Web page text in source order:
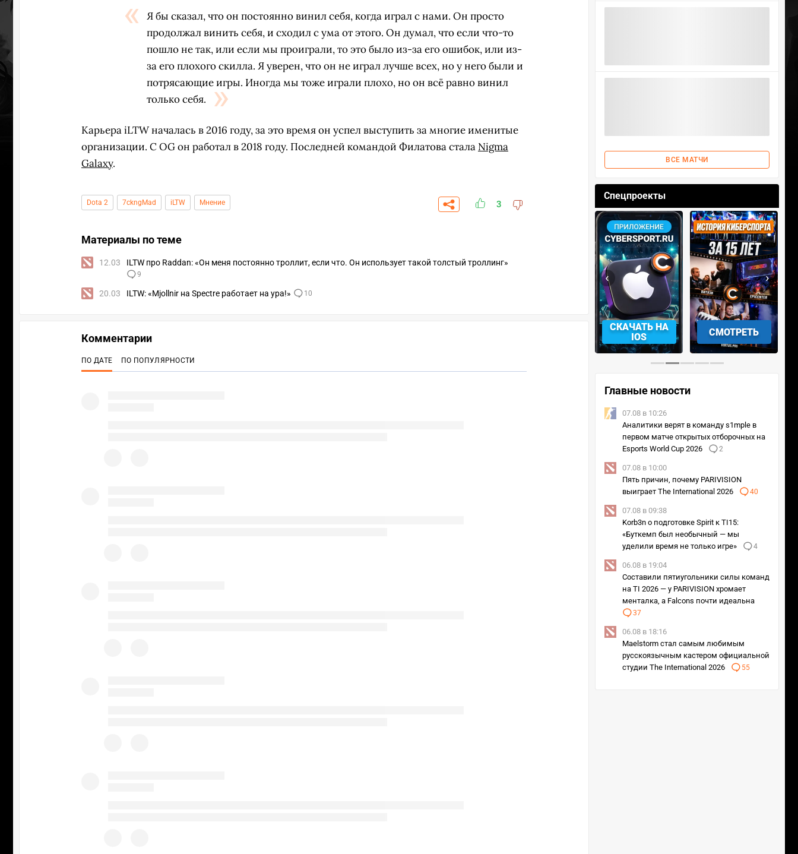
Я бы сказал, что он постоянно винил себя, когда играл с нами. Он просто
продолжал винить себя, и сходил с ума от этого. Он думал, что если что-то
пошло не так, или если мы проиграли, то это было из-за его ошибок, или из-
за его плохого скилла. Я уверен, что он не играл лучше всех, но у него были и
потрясающие игры. Иногда мы тоже играли плохо, но он всё равно винил
только себя.
Карьера iLTW началась в 2016 году, за это время он успел выступить за многие именитые
организации. С OG он работал в 2018 году. Последней командой Филатова стала Nigma
Galaxy.
Dota 2 7ckngMad iLTW Мнение 3
Материалы по теме
12.03 ILTW про Raddan: «Он меня постоянно троллит, если что. Он использует такой толстый троллинг»
9
20.03 ILTW: «Mjollnir на Spectre работает на ура!» 10
ВСЕ МАТЧИ
Спецпроекты
СКАЧАТЬ НА
IOS
СМОТРЕТЬ
‹ ›
Главные новости
07.08 в 10:26
Аналитики верят в команду s1mple в
первом матче открытых отборочных на
Esports World Cup 2026
2
07.08 в 10:00
Пять причин, почему PARIVISION
выиграет The International 2026
40
07.08 в 09:38
Korb3n о подготовке Spirit к TI15:
«Буткемп был необычный — мы
уделили время не только игре»
4
06.08 в 19:04
Составили пятиугольники силы команд
на TI 2026 — у PARIVISION хромает
менталка, а Falcons почти идеальна
37
06.08 в 18:16
Maelstorm стал самым любимым
русскоязычным кастером официальной
студии The International 2026
55
Комментарии
ПО ДАТЕ ПО ПОПУЛЯРНОСТИ